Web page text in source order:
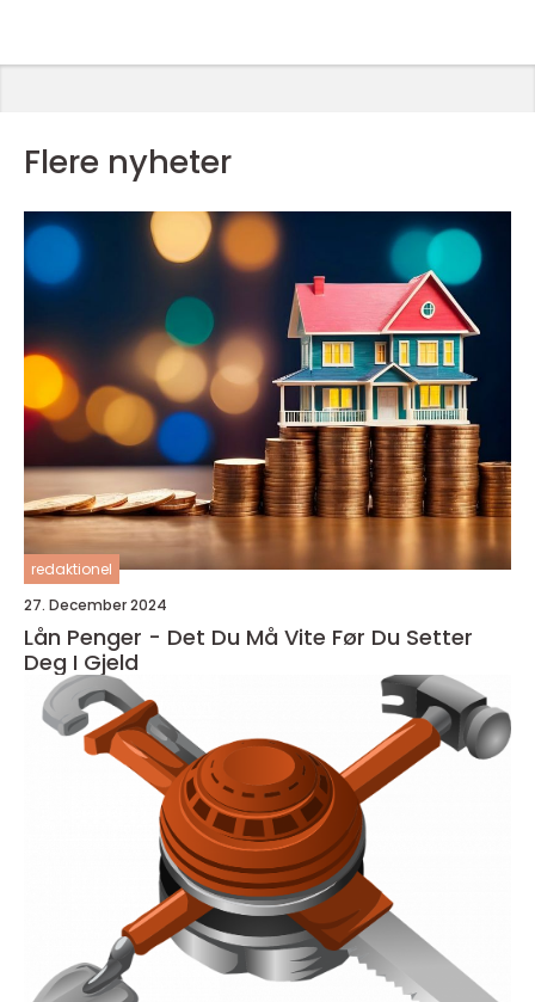
Flere nyheter
redaktionel
27. December 2024
Lån Penger - Det Du Må Vite Før Du Setter
Deg I Gjeld